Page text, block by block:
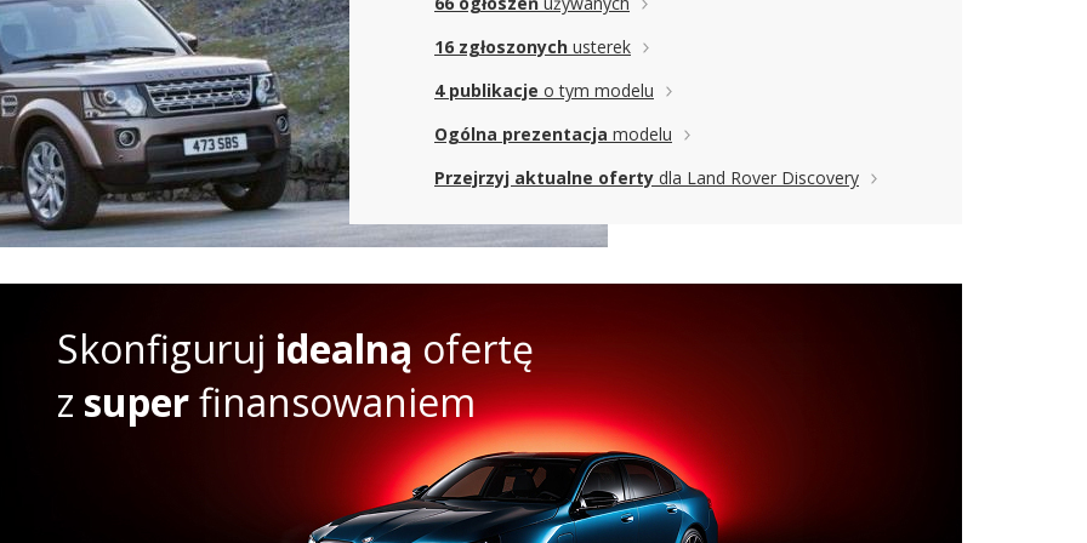
że w naszej bazie – Katalog Nowych Aut – mamy również oferty, dotyczące pozostałych modeli marki Land Rover:
Discovery Sport, Range Rover, Range Rover Evoque, Range Rover Sport, Range Rover Velar, a także oferty innych
16 zgłoszonych usterek
4 publikacje o tym modelu
Ogólna prezentacja modelu
Przejrzyj aktualne oferty dla Land Rover Discovery
Skonfiguruj idealną ofertę
z superfinansowaniem